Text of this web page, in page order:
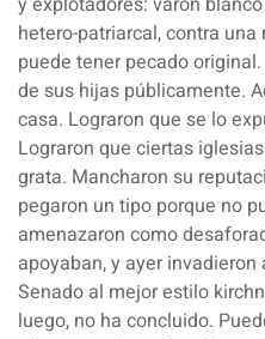
hetero-patriarcal, contra
puede tener pecado
de sus hijas públicamente.
casa. Lograron que se lo
Lograron que ciertas
grata. Mancharon su
pegaron un tipo porque no
amenazaron como
apoyaban, y ayer
Senado al mejor estilo
luego, no ha concluido.